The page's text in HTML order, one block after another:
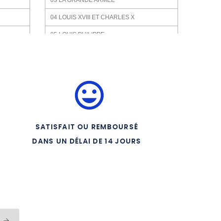
04 LOUIS XVIII ET CHARLES X
05 LOUIS PHILIPPE
08 LA IIIE REPUBLIQUE
09 LA GRANDE GUERRE
11 LA SECONDE GUERRE MONDIALE
SATISFAIT OU REMBOURSÉ
DANS UN DÉLAI DE 14 JOURS